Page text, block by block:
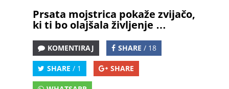
Prsata mojstrica pokaže zvijačo,
ki ti bo olajšala življenje …
KOMENTIRAJ SHARE / 18
SHARE / 1 SHARE